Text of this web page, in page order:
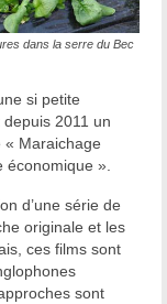
dans la serre du Bec
si petite
depuis 2011 un
« Maraichage
économique ».
d’une série de
originale et les
ces films sont
sont